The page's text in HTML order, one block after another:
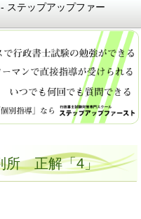
ステップアップファー
所 正解「4」